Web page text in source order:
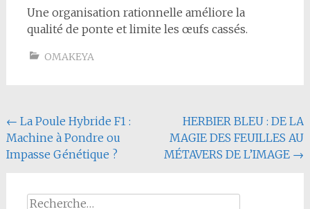
Une organisation rationnelle améliore la
qualité de ponte et limite les œufs cassés.
OMAKEYA
Navigation
de
l'article
← La Poule Hybride F1 :
Machine à Pondre ou
Impasse Génétique ?
HERBIER BLEU : DE LA
MAGIE DES FEUILLES AU
MÉTAVERS DE L’IMAGE →
Rechercher :